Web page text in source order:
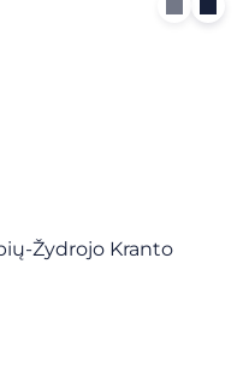
Žydrojo Kranto